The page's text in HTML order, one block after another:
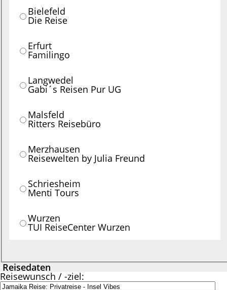
Bielefeld
Die Reise
Erfurt
Familingo
Langwedel
Gabi´s Reisen Pur UG
Malsfeld
Ritters Reisebüro
Merzhausen
Reisewelten by Julia Freund
Schriesheim
Menti Tours
Wurzen
TUI ReiseCenter Wurzen
Reisedaten
Reisewunsch / -ziel: